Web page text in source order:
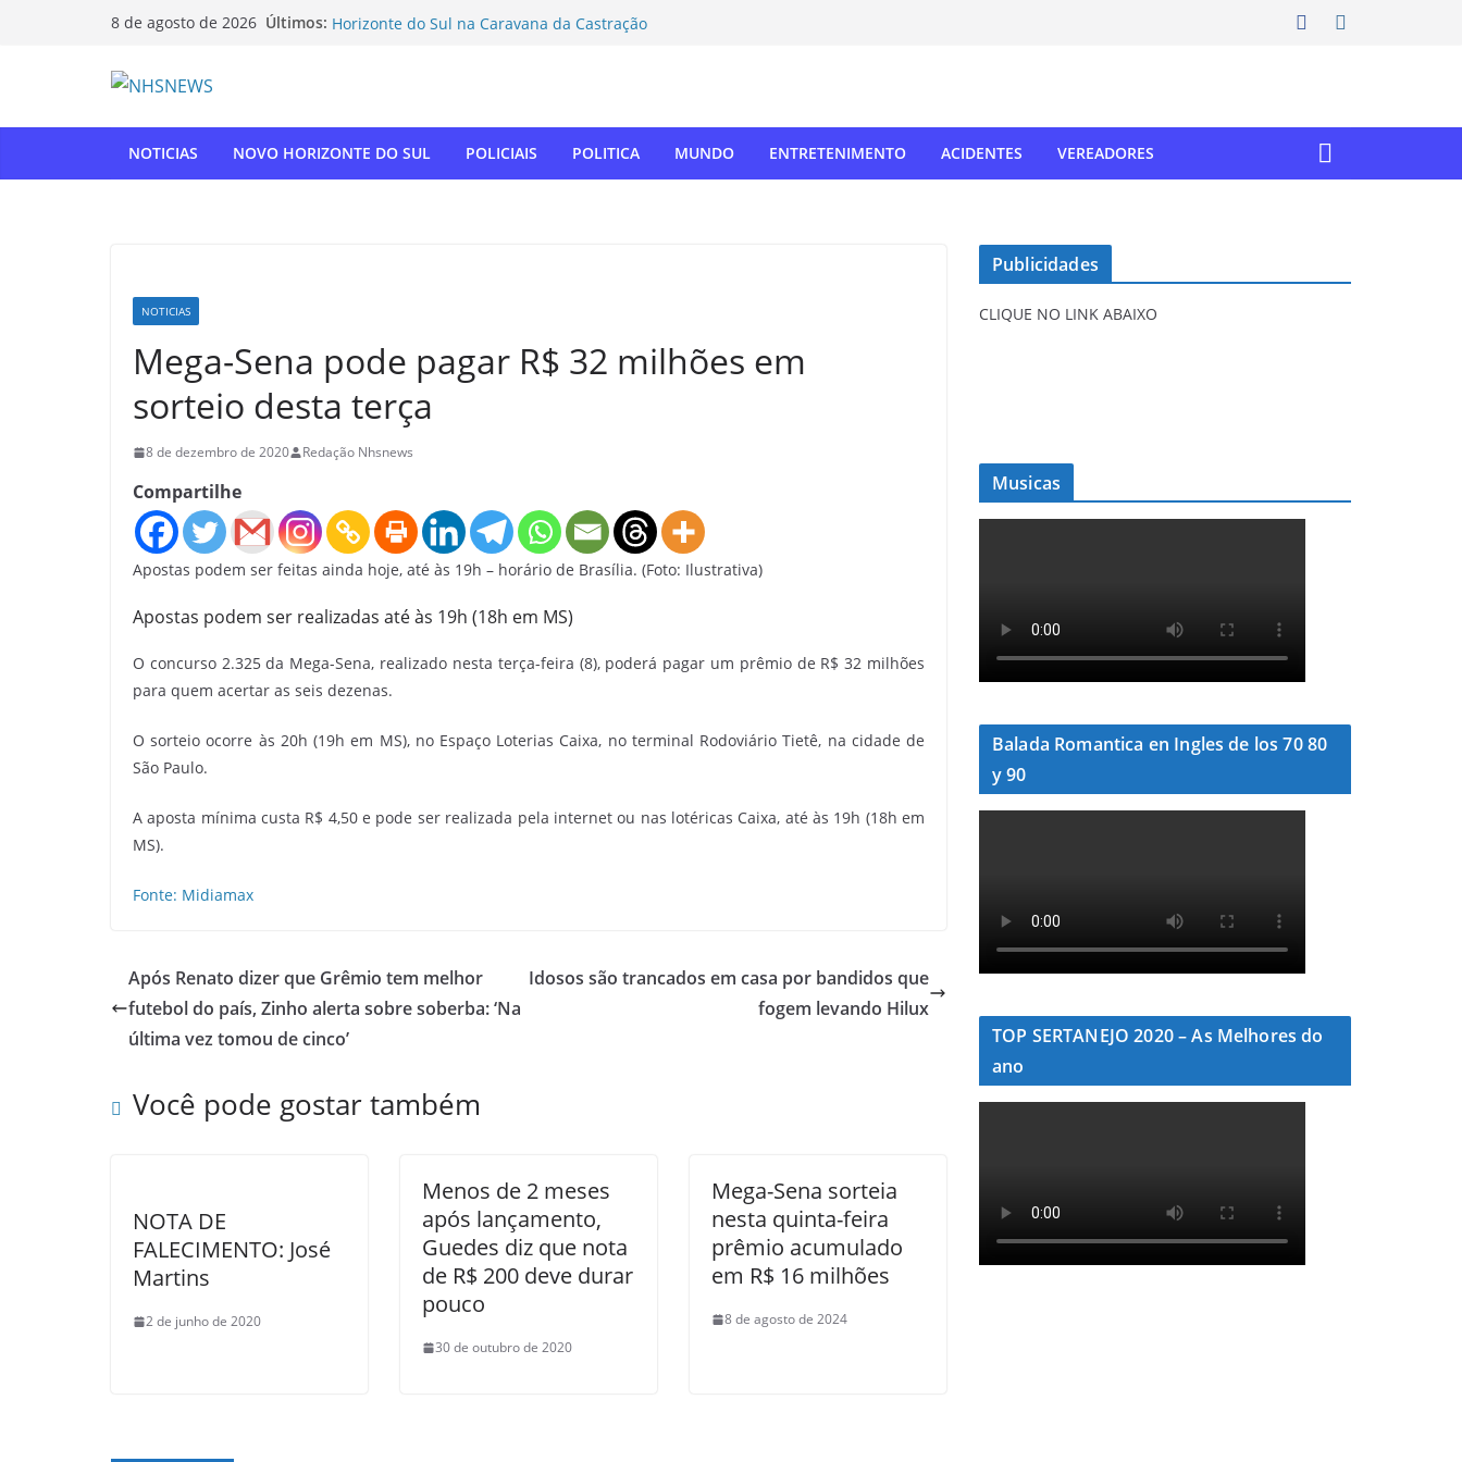
8 de agosto de 2026 Últimos:
Horizonte do Sul na Caravana da Castração
show histórico em outubro
“Gente, hoje eu, como autodefensor, não tenho palavras
NOTICIAS NOVO HORIZONTE DO SUL POLICIAIS POLITICA MUNDO ENTRETENIMENTO ACIDENTES VEREADORES
NOTICIAS
Mega-Sena pode pagar R$ 32 milhões em
sorteio desta terça
8 de dezembro de 2020 Redação Nhsnews
Compartilhe
Apostas podem ser feitas ainda hoje, até às 19h – horário de Brasília. (Foto: Ilustrativa)
Apostas podem ser realizadas até às 19h (18h em MS)
O concurso 2.325 da Mega-Sena, realizado nesta terça-feira (8), poderá pagar um prêmio de R$ 32 milhões
para quem acertar as seis dezenas.
O sorteio ocorre às 20h (19h em MS), no Espaço Loterias Caixa, no terminal Rodoviário Tietê, na cidade de
São Paulo.
A aposta mínima custa R$ 4,50 e pode ser realizada pela internet ou nas lotéricas Caixa, até às 19h (18h em
MS).
Fonte: Midiamax
Após Renato dizer que Grêmio tem melhor
futebol do país, Zinho alerta sobre soberba: ‘Na
última vez tomou de cinco’
Idosos são trancados em casa por bandidos que
fogem levando Hilux
Você pode gostar também
NOTA DE
FALECIMENTO: José
Martins
2 de junho de 2020
Menos de 2 meses
após lançamento,
Guedes diz que nota
de R$ 200 deve durar
pouco
30 de outubro de 2020
Mega-Sena sorteia
nesta quinta-feira
prêmio acumulado
em R$ 16 milhões
8 de agosto de 2024
Publicidades
CLIQUE NO LINK ABAIXO
Musicas
Balada Romantica en Ingles de los 70 80
y 90
TOP SERTANEJO 2020 – As Melhores do
ano